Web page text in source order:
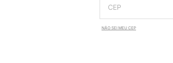
NÃO SEI MEU CEP